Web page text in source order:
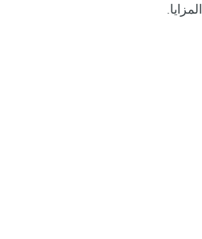
المزايا.